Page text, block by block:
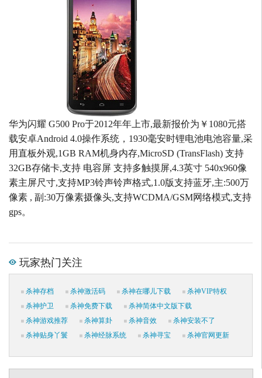
华为闪耀 G500 Pro于2012年年上市,最新报价为￥1080元搭
载安卓Android 4.0操作系统，1930毫安时锂电池电池容量,采
用直板外观,1GB RAM机身内存,MicroSD (TransFlash) 支持
32GB存储卡,支持 电容屏 支持多触摸屏,4.3英寸 540x960像
素主屏尺寸,支持MP3铃声铃声格式,1.0版支持蓝牙,主:500万
像素 , 副:30万像素摄像头,支持WCDMA/GSM网络模式,支持
gps。
玩家热门关注
杀神存档 杀神激活码 杀神在哪儿下载
杀神VIP特权
杀神护卫
杀神免费下载
杀神简体中文版下载
杀神游戏推荐
杀神算卦 杀神音效
杀神安装不了
杀神贴身丫鬟
杀神经脉系统 杀神寻宝 杀神官网更新